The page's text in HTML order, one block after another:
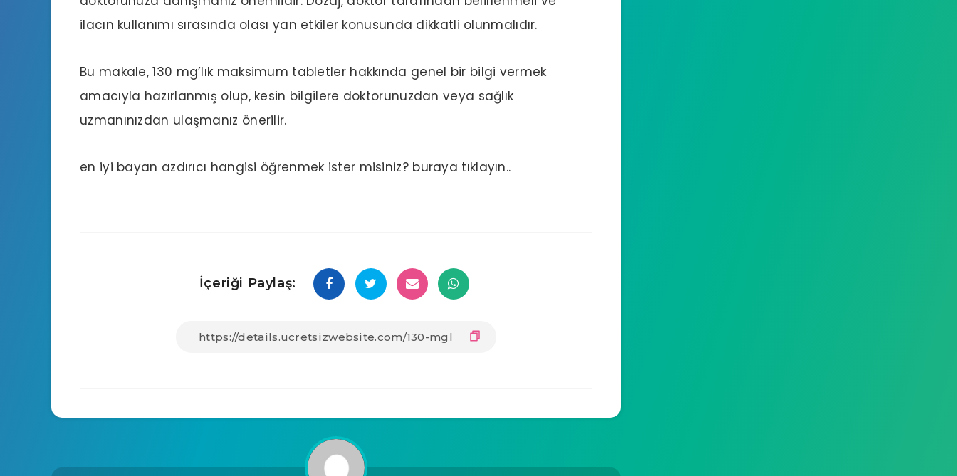
ilacın kullanımı sırasında olası yan etkiler konusunda dikkatli olunmalıdır.
Bu makale, 130 mg’lık maksimum tabletler hakkında genel bir bilgi vermek
amacıyla hazırlanmış olup, kesin bilgilere doktorunuzdan veya sağlık
uzmanınızdan ulaşmanız önerilir.
en iyi bayan azdırıcı hangisi öğrenmek ister misiniz? buraya tıklayın..
İçeriği Paylaş: